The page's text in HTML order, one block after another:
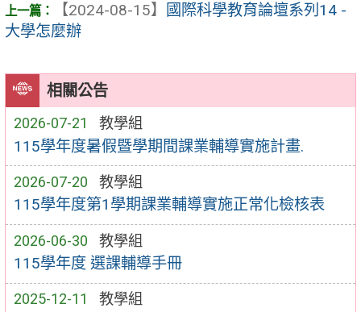
相關公告
2026-07-21 教學組
115學年度暑假暨學期間課業輔導實施計畫.
2026-07-20 教學組
115學年度第1學期課業輔導實施正常化檢核表
2026-06-30 教學組
115學年度 選課輔導手冊
2025-12-11 教學組
【2024-08-15】
國際科學教育論壇系列14 -
大學怎麼辦